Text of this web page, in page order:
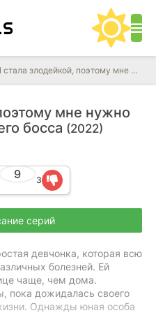
злодейкой, поэтому мне нужно заарканить последнего босса
мне нужно
босса (2022)
9 3
серий
девчонка, которая всю
болезней. Ей
чаще, чем дома.
пока дожидалась своего
Однажды юная особа